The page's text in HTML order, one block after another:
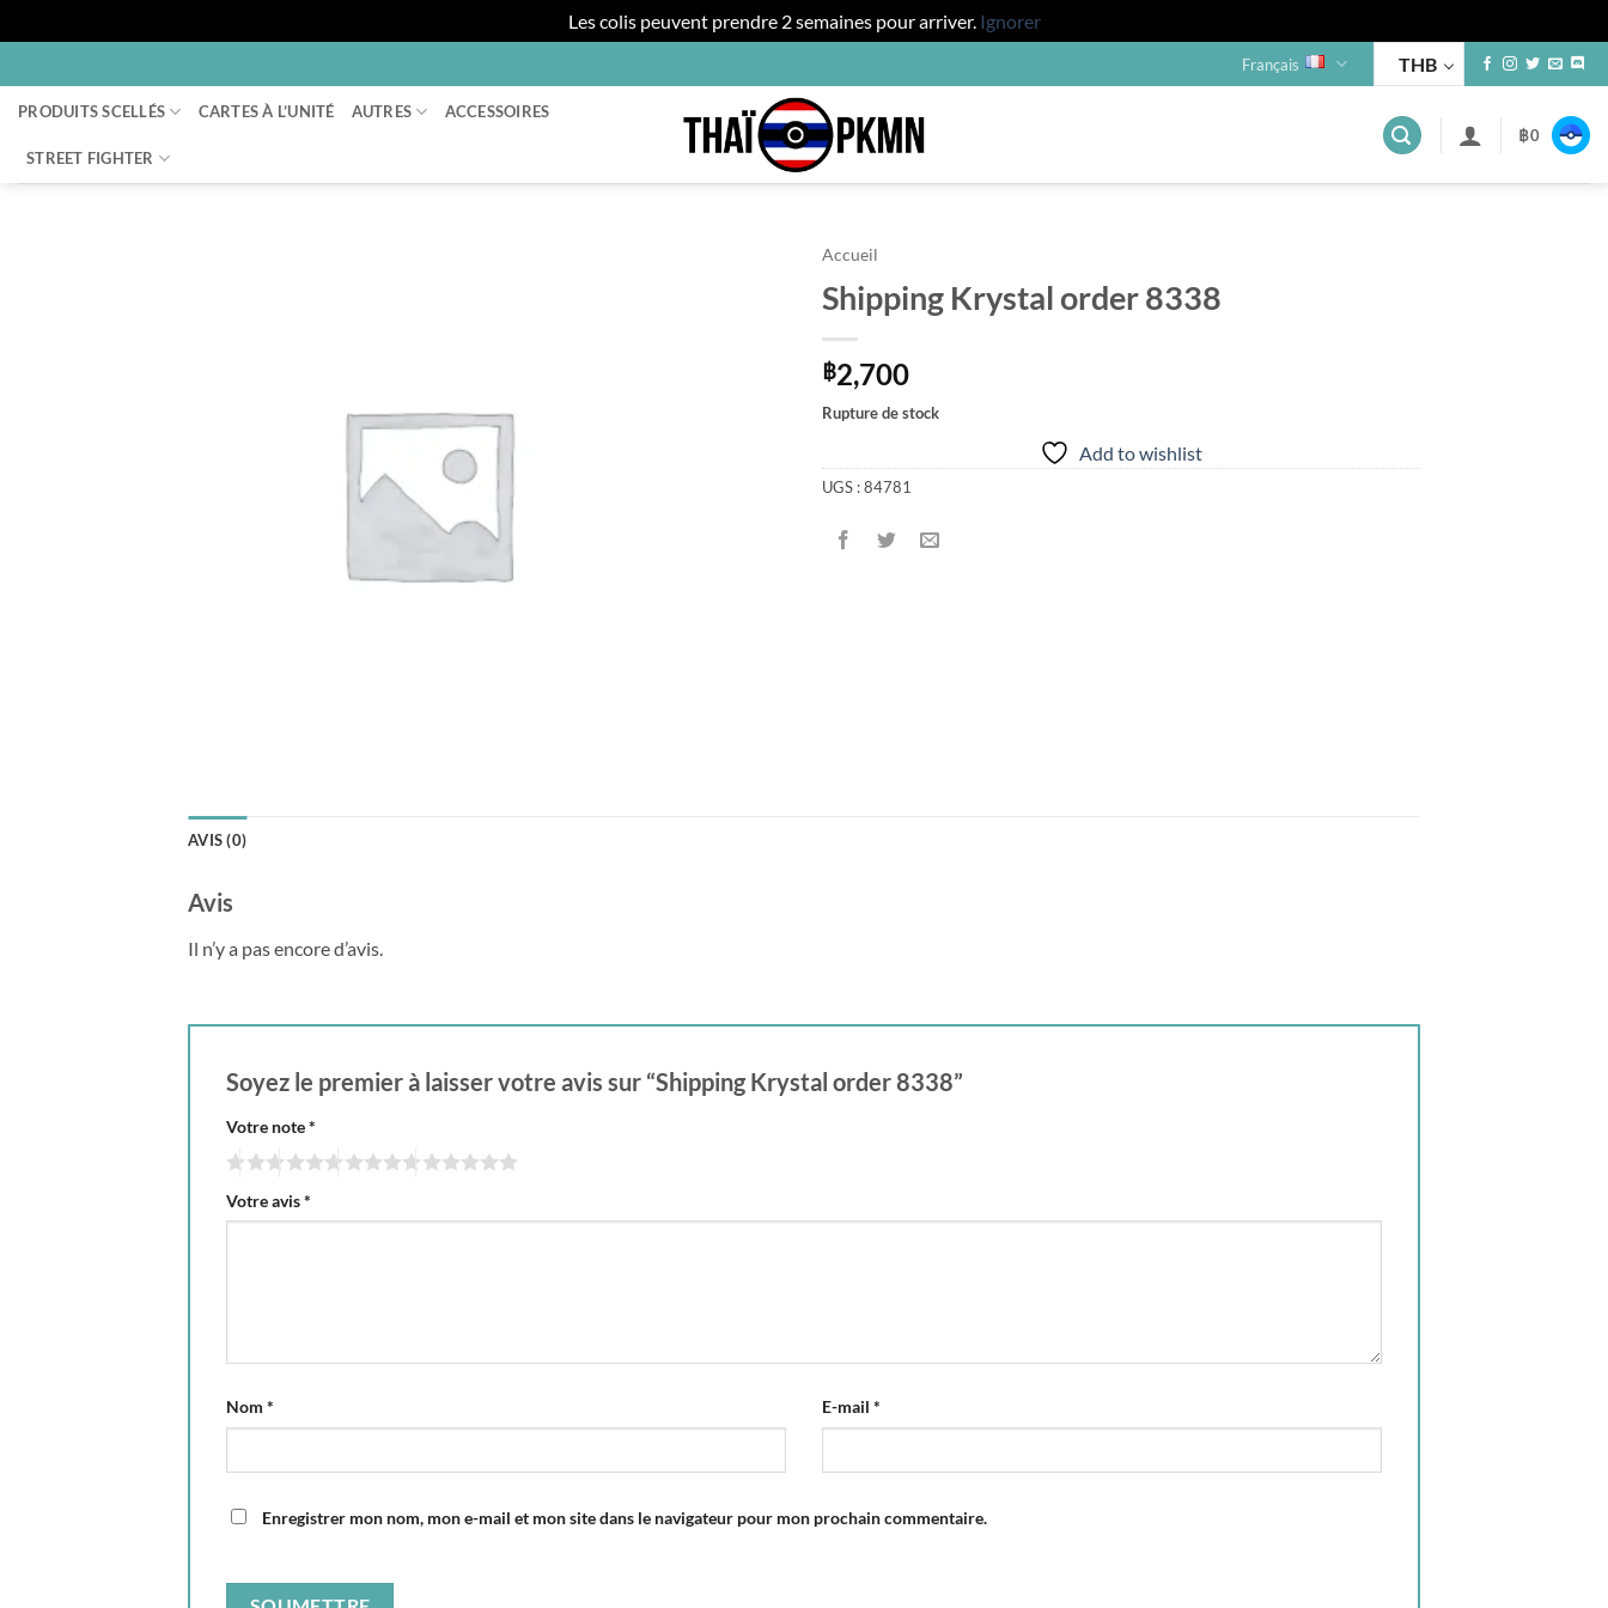
Les colis peuvent prendre 2 semaines pour arriver. Ignorer
au
contenu
Français THB
PRODUITS SCELLÉS CARTES À L’UNITÉ AUTRES ACCESSOIRES
STREET FIGHTER
฿0
Accueil
Shipping Krystal order 8338
฿2,700
Rupture de stock
Add to wishlist
UGS :84781
AVIS (0)
Avis
Il n’y a pas encore d’avis.
Soyez le premier à laisser votre avis sur “Shipping Krystal order 8338”
Votre note*
Votre avis*
Nom * E-mail *
Enregistrer mon nom, mon e-mail et mon site dans le navigateur pour mon prochain commentaire.